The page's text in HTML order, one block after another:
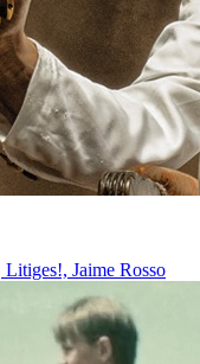
Jaime Rosso